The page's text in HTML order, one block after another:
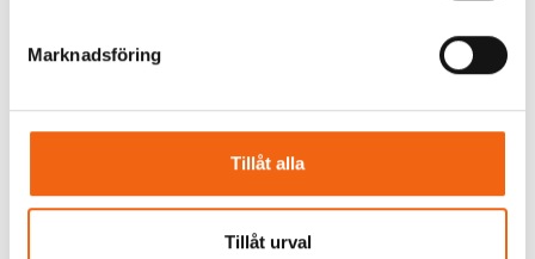
Marknadsföring
Tillåt alla
Tillåt urval